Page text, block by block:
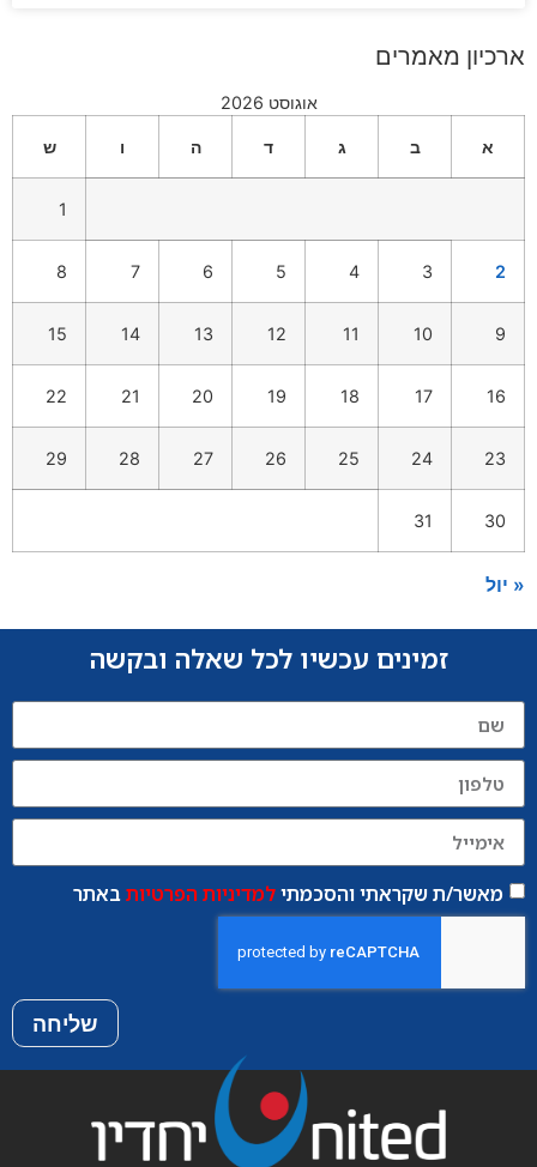
ארכיון מאמרים
אוגוסט 2026
א ב ג ד ה ו ש
1
2
3
4
5
6
7
8
9
10
11
12
13
14
15
16
17
18
19
20
21
22
23
24
25
26
27
28
29
30
31
« יול
זמינים עכשיו לכל שאלה ובקשה
מאשר/ת שקראתי והסכמתילמדיניות הפרטיותבאתר
שליחה